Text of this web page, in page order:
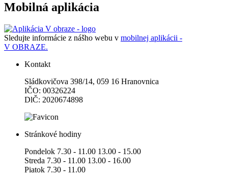
Mobilná aplikácia
Sledujte informácie z nášho webu v mobilnej aplikácii -
V OBRAZE.
Kontakt
Sládkovičova 398/14, 059 16 Hranovnica
IČO: 00326224
DlČ: 2020674898
Stránkové hodiny
Pondelok 7.30 - 11.00 13.00 - 15.00
Streda 7.30 - 11.00 13.00 - 16.00
Piatok 7.30 - 11.00